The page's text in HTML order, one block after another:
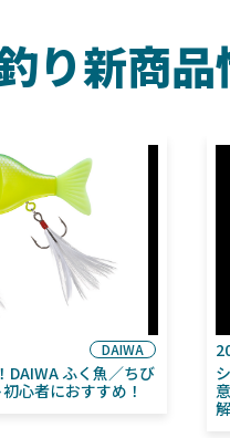
り新商品
DAIWA
DAIWA ふく魚／ちび
心者におすすめ！